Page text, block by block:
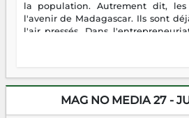
la population. Autrement dit,
l'avenir de Madagascar. Ils sont
l'air pressés. Dans
plus nombreux à se lancer, à
sans filet, souvent sans aide,
dorment vraiment la nuit. En
encore meilleures. Aina
Prix RFI Instrumental Afrique.
MAG NO MEDIA 27 -